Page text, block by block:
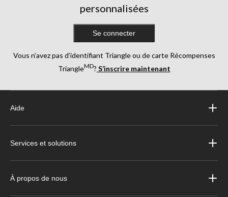
personnalisées
Se connecter
Vous n’avez pas d’identifiant Triangle ou de carte Récompenses
TriangleMD? S’inscrire maintenant
Aide
Services et solutions
À propos de nous